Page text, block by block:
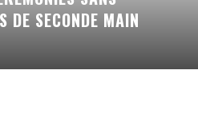
DE SECONDE MAIN